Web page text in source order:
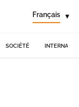
Français ▾
SOCIÉTÉ